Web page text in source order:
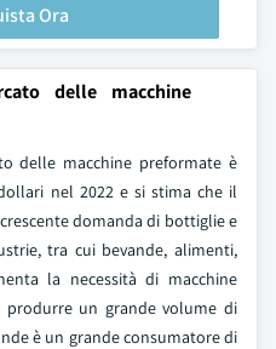
Ora
delle macchine
delle macchine preformate è
nel 2022 e si stima che il
crescente domanda di bottiglie e
tra cui bevande, alimenti,
la necessità di macchine
produrre un grande volume di
è un grande consumatore di